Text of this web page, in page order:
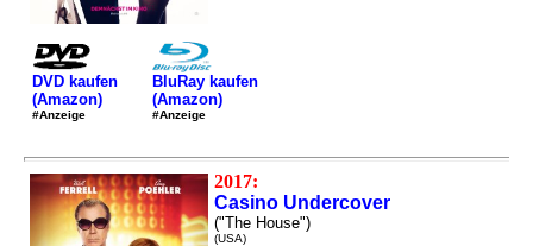
DVD kaufen
(Amazon)
#Anzeige
BluRay kaufen
(Amazon)
#Anzeige
2017:
Casino Undercover
("The House")
(USA)